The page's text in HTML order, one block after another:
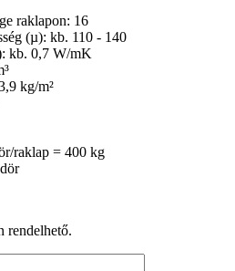
raklapon: 16
(µ): kb. 110 - 140
kb. 0,7 W/mK
kg/m²
raklap = 400 kg
rendelhető.